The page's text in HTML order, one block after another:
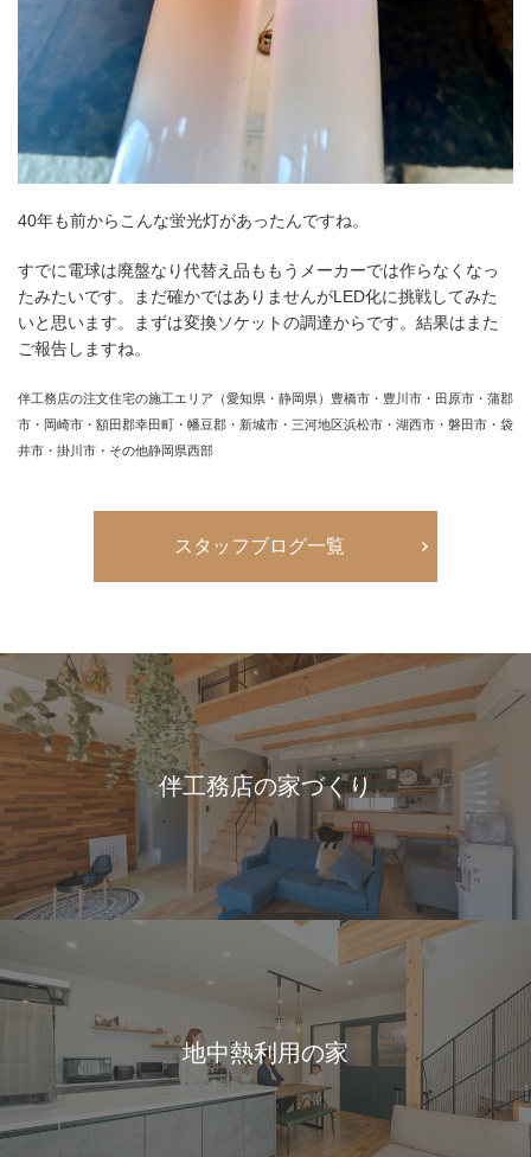
40年も前からこんな蛍光灯があったんですね。
すでに電球は廃盤なり代替え品ももうメーカーでは作らなくなっ
たみたいです。まだ確かではありませんがLED化に挑戦してみた
いと思います。まずは変換ソケットの調達からです。結果はまた
ご報告しますね。
伴工務店の注文住宅の施工エリア（愛知県・静岡県）豊橋市・豊川市・田原市・蒲郡
市・岡崎市・額田郡幸田町・幡豆郡・新城市・三河地区浜松市・湖西市・磐田市・袋
井市・掛川市・その他静岡県西部
スタッフブログ一覧
伴工務店の家づくり
地中熱利用の家